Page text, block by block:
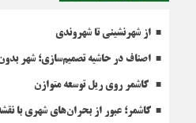
از شهرنشینی تا شهروندی
اصناف در حاشیه تصمیم‌سازی؛ شهر
کاشمر روی ریل توسعه متوازن
کاشمر؛ عبور از بحران‌های شهری با